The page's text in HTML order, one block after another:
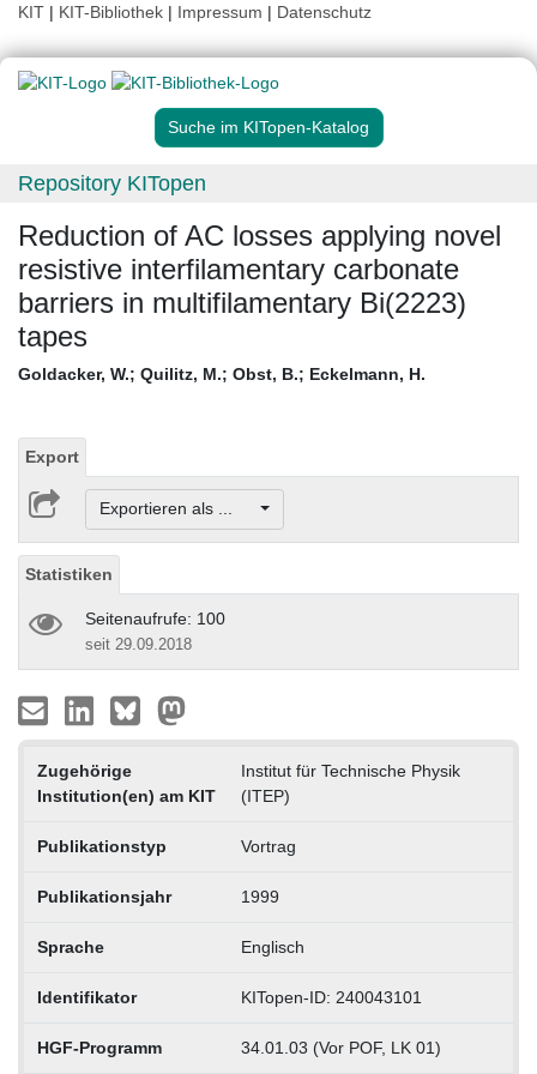
KIT | KIT-Bibliothek | Impressum | Datenschutz
Suche im KITopen-Katalog
Repository KITopen
Reduction of AC losses applying novel
resistive interfilamentary carbonate
barriers in multifilamentary Bi(2223)
tapes
Goldacker, W.; Quilitz, M.; Obst, B.; Eckelmann, H.
Export
Exportieren als ...
Statistiken
Seitenaufrufe: 100
seit 29.09.2018
Zugehörige
Institution(en) am KIT
Institut für Technische Physik
(ITEP)
Publikationstyp Vortrag
Publikationsjahr 1999
Sprache Englisch
Identifikator KITopen-ID: 240043101
HGF-Programm 34.01.03 (Vor POF, LK 01)